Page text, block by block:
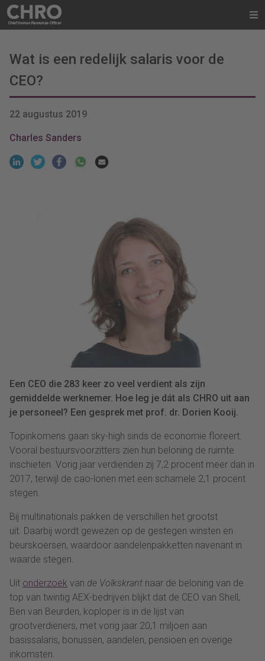
Wat is een redelijk salaris voor de
CEO?
22 augustus 2019
Charles Sanders
Een CEO die 283 keer zo veel verdient als zijn
gemiddelde werknemer. Hoe leg je dát als CHRO uit aan
je personeel? Een gesprek met prof. dr. Dorien Kooij.
Topinkomens gaan sky-high sinds de economie floreert.
Vooral bestuursvoorzitters zien hun beloning de ruimte
inschieten. Vorig jaar verdienden zij 7,2 procent meer dan in
2017, terwijl de cao-lonen met een schamele 2,1 procent
stegen.
Bij multinationals pakken de verschillen het grootst
uit. Daarbij wordt gewezen op de gestegen winsten en
beurskoersen, waardoor aandelenpakketten navenant in
waarde stegen.
Uit onderzoek van de Volkskrant naar de beloning van de
top van twintig AEX-bedrijven blijkt dat de CEO van Shell,
Ben van Beurden, koploper is in de lijst van
grootverdieners, met vorig jaar 20,1 miljoen aan
basissalaris, bonussen, aandelen, pensioen en overige
inkomsten.